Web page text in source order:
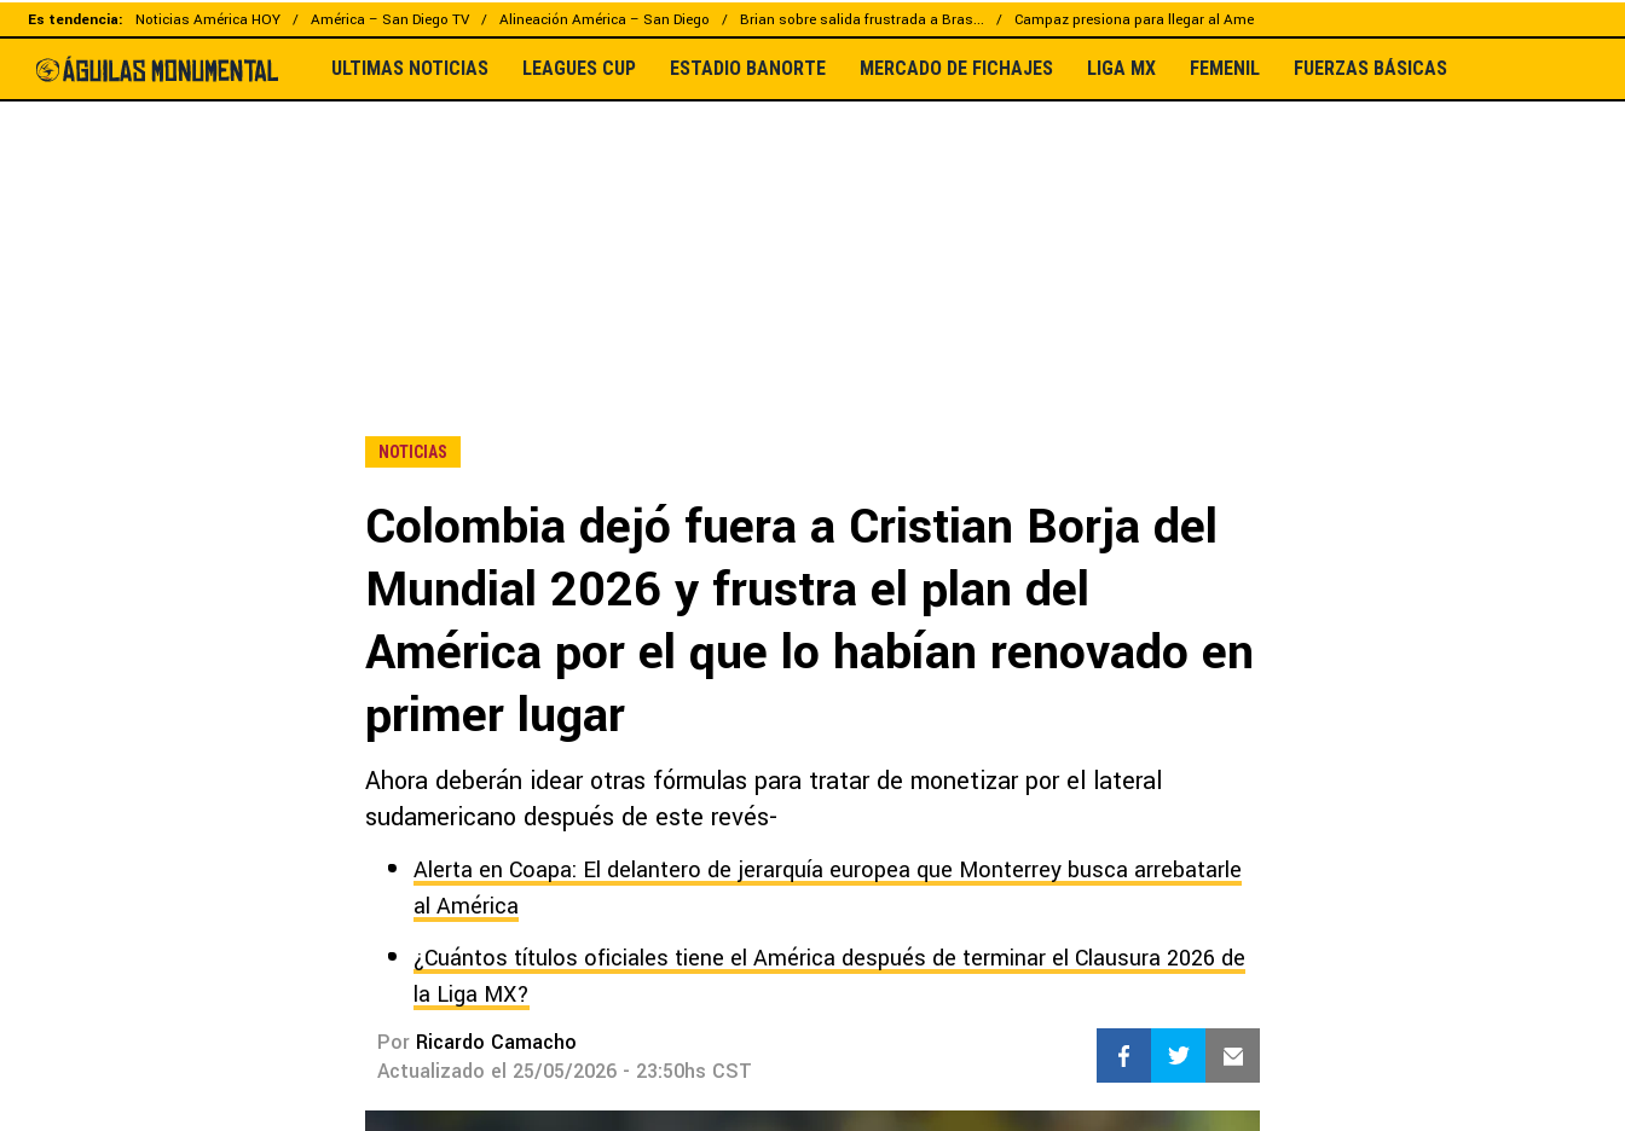
Es tendencia: Noticias América HOY América – San Diego TV Alineación América – San Diego Brian sobre salida frustrada a Bras... Campaz presiona para llegar al Ame
ULTIMAS NOTICIAS LEAGUES CUP ESTADIO BANORTE MERCADO DE FICHAJES LIGA MX FEMENIL FUERZAS BÁSICAS
NOTICIAS
Colombia dejó fuera a Cristian Borja del
Mundial 2026 y frustra el plan del
América por el que lo habían renovado en
primer lugar
Ahora deberán idear otras fórmulas para tratar de monetizar por el lateral
sudamericano después de este revés-
Alerta en Coapa: El delantero de jerarquía europea que Monterrey busca arrebatarle
al América
¿Cuántos títulos oficiales tiene el América después de terminar el Clausura 2026 de
la Liga MX?
Por Ricardo Camacho
Actualizado el 25/05/2026 - 23:50hs CST